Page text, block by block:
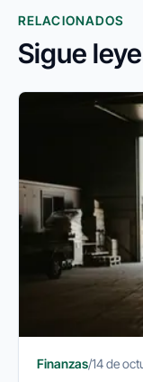
RELACIONADOS
Sigue
Finanzas/14 de